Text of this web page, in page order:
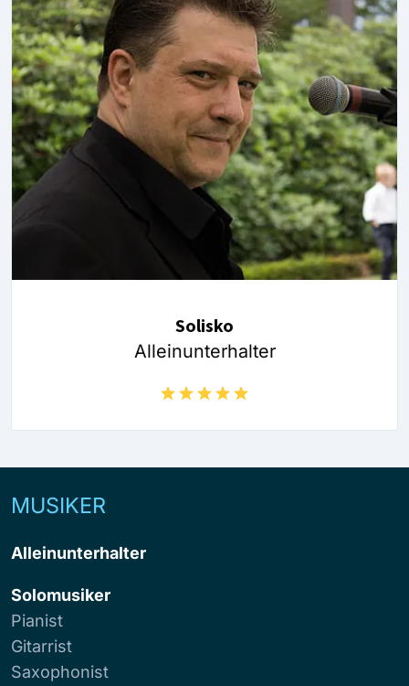
Solisko
Alleinunterhalter
MUSIKER
Alleinunterhalter
Solomusiker
Pianist
Gitarrist
Saxophonist